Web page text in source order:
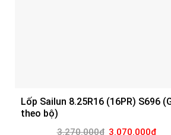
Lốp Sailun 8.25R16 (16PR) S696
theo bộ)
3.270.000₫ Giá
3.070.000₫Giá